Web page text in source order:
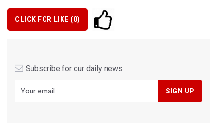
CLICK FOR LIKE (0)
Subscribe for our daily news